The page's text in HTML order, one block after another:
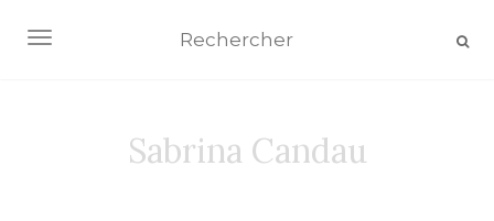
AFFICHER/MASQUER LA NAVIGATION
Sabrina Candau